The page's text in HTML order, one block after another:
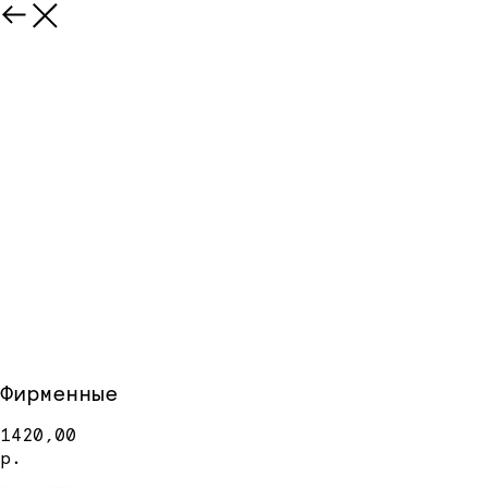
Фирменные
1420,00
р.